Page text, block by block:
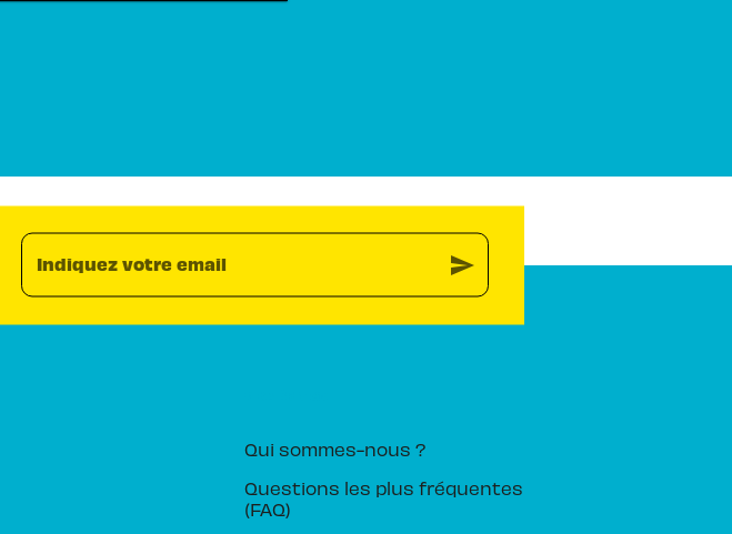
Indiquez votre email send
Qui sommes-nous ?
Questions les plus fréquentes
(FAQ)